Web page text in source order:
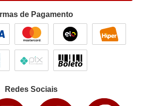
de Pagamento
Redes Sociais